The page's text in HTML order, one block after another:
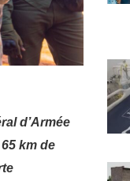
d’Armée
km de